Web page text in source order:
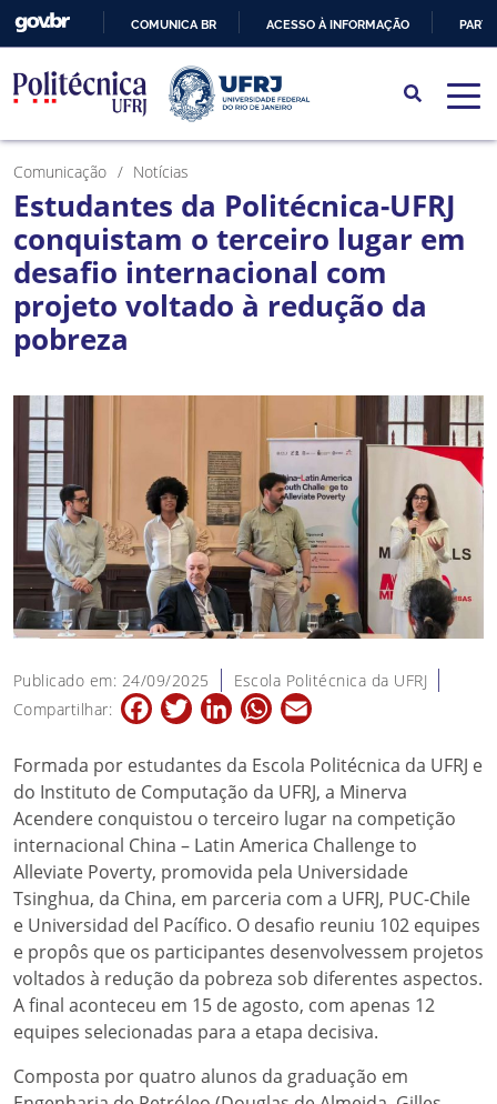
PARA
O
CONTEÚDO
COMUNICA BR ACESSO À INFORMAÇÃO
Comunicação Notícias
Estudantes da Politécnica-UFRJ
conquistam o terceiro lugar em
desafio internacional com
projeto voltado à redução da
pobreza
Publicado em: 24/09/2025
Escola Politécnica da UFRJ
Compartilhar:
FacebookTwitterLinkedInWhatsApp
Formada por estudantes da Escola Politécnica da UFRJ e
do Instituto de Computação da UFRJ, a Minerva
Acendere conquistou o terceiro lugar na competição
internacional China – Latin America Challenge to
Alleviate Poverty, promovida pela Universidade
Tsinghua, da China, em parceria com a UFRJ, PUC-Chile
e Universidad del Pacífico. O desafio reuniu 102 equipes
e propôs que os participantes desenvolvessem projetos
voltados à redução da pobreza sob diferentes aspectos.
A final aconteceu em 15 de agosto, com apenas 12
equipes selecionadas para a etapa decisiva.
Composta por quatro alunos da graduação em